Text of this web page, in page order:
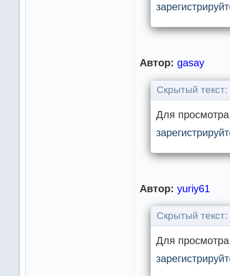
Автор: gasay
Скрытый текст:
Для
Автор: yuriy61
Скрытый текст:
Для